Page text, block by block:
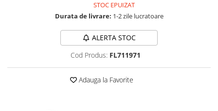
STOC EPUIZAT
Durata de livrare: 1-2 zile lucratoare
ALERTA STOC
Cod Produs: FL711971
Adauga la Favorite